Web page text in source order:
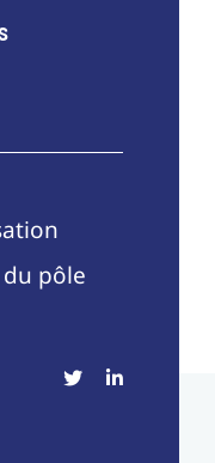
pôle